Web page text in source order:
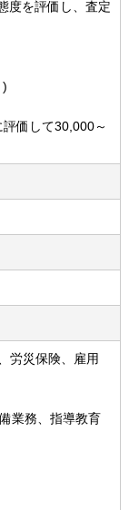
度を評価し、査定
)
価して30,000～
労災保険、雇用
業務、指導教育